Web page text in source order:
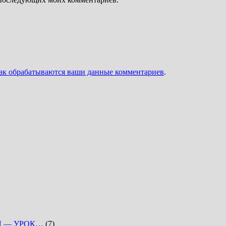
обрабатываются ваши данные комментариев.
— УРОК… (7)